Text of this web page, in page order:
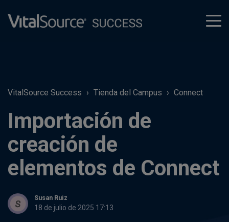
VitalSource Success Tienda del Campus Connect
Importación de
creación de
elementos de Connect
Susan Ruiz
18 de julio de 2025 17:13